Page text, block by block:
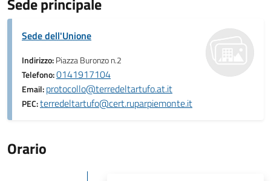
Sede dell'Unione
Indirizzo:Piazza Buronzo n.2
Telefono:0141917104
Email:protocollo@terredeltartufo.at.it
PEC:terredeltartufo@cert.ruparpiemonte.it
Orario